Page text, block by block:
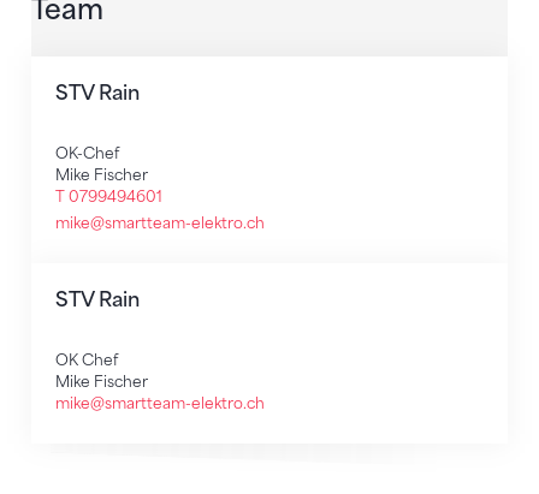
Team
STV Rain
OK-Chef
Mike Fischer
T 0799494601
mike@smartteam-elektro.ch
STV Rain
OK Chef
Mike Fischer
mike@smartteam-elektro.ch